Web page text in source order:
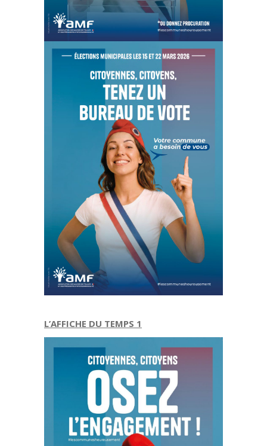
L’AFFICHE DU TEMPS 1